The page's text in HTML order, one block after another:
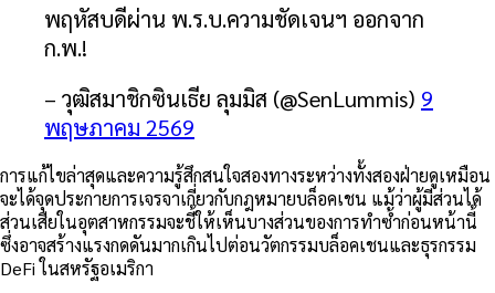
พฤหัสบดีผ่าน พ.ร.บ.ความชัดเจนฯ ออกจาก
ก.พ.!
– วุฒิสมาชิกซินเธีย ลุมมิส (@SenLummis) 9
พฤษภาคม 2569
การแก้ไขล่าสุดและความรู้สึกสนใจสองทางระหว่างทั้งสองฝ่ายดูเหมือน
จะได้จุดประกายการเจรจาเกี่ยวกับกฎหมายบล็อคเชน แม้ว่าผู้มีส่วนได้
ส่วนเสียในอุตสาหกรรมจะชี้ให้เห็นบางส่วนของการทำซ้ำก่อนหน้านี้
ซึ่งอาจสร้างแรงกดดันมากเกินไปต่อนวัตกรรมบล็อคเชนและธุรกรรม
DeFi ในสหรัฐอเมริกา